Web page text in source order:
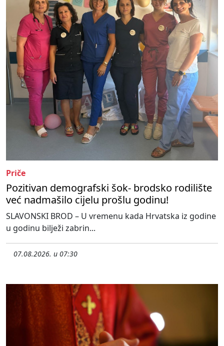
Priče
Pozitivan demografski šok- brodsko rodilište
već nadmašilo cijelu prošlu godinu!
SLAVONSKI BROD – U vremenu kada Hrvatska iz godine
u godinu bilježi zabrin...
07.08.2026. u 07:30